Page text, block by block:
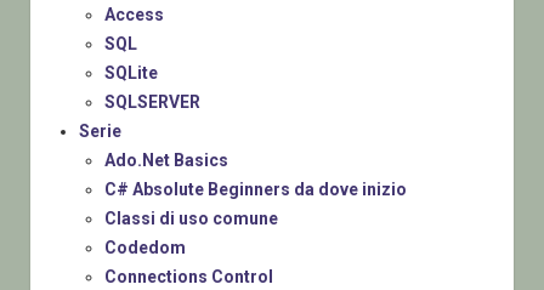
Access
SQL
SQLite
SQLSERVER
Serie
Ado.Net Basics
C# Absolute Beginners da dove inizio
Classi di uso comune
Codedom
Connections Control